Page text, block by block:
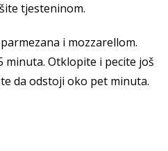
tjesteninom.
i mozzarellom.
minuta. Otklopite i pecite još
da odstoji oko pet minuta.